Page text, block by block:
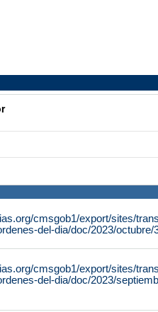
cmsgob1/export/sites/
del-dia/doc/2023/
cmsgob1/export/sites/
del-dia/doc/2023/